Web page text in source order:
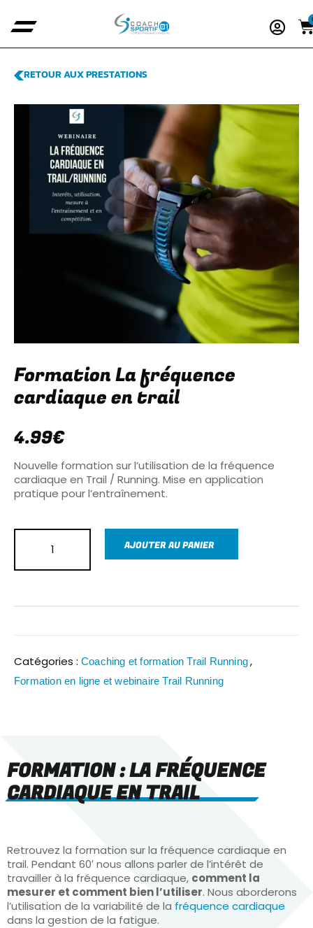
RETOUR AUX PRESTATIONS
Formation La fréquence
cardiaque en trail
4.99€
Nouvelle formation sur l’utilisation de la fréquence
cardiaque en Trail / Running. Mise en application
pratique pour l’entraînement.
AJOUTER AU PANIER
Catégories : Coaching et formation Trail Running,
Formation en ligne et webinaire Trail Running
FORMATION : LA FRÉQUENCE
CARDIAQUE EN TRAIL
Retrouvez la formation sur la fréquence cardiaque en
trail. Pendant 60′ nous allons parler de l’intérêt de
travailler à la fréquence cardiaque, comment la
mesurer et comment bien l’utiliser. Nous aborderons
l’utilisation de la variabilité de la fréquence cardiaque
dans la gestion de la fatigue.